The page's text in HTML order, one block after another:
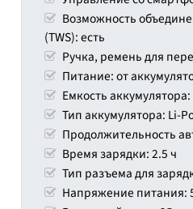
Возможность
(TWS): есть
Ручка, ремень для
Питание: от
Емкость
Тип аккумулятора: Li-
Продолжительность
Время зарядки: 2.5 ч
Тип разъема для
Напряжение питания: